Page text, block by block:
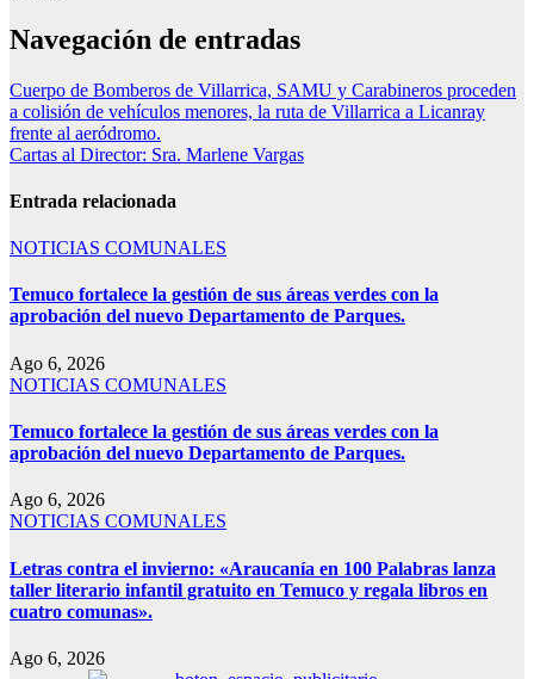
Navegación de entradas
Cuerpo de Bomberos de Villarrica, SAMU y Carabineros proceden
a colisión de vehículos menores, la ruta de Villarrica a Licanray
frente al aeródromo.
Cartas al Director: Sra. Marlene Vargas
Entrada relacionada
NOTICIAS COMUNALES
Temuco fortalece la gestión de sus áreas verdes con la
aprobación del nuevo Departamento de Parques.
Ago 6, 2026
NOTICIAS COMUNALES
Temuco fortalece la gestión de sus áreas verdes con la
aprobación del nuevo Departamento de Parques.
Ago 6, 2026
NOTICIAS COMUNALES
Letras contra el invierno: «Araucanía en 100 Palabras lanza
taller literario infantil gratuito en Temuco y regala libros en
cuatro comunas».
Ago 6, 2026